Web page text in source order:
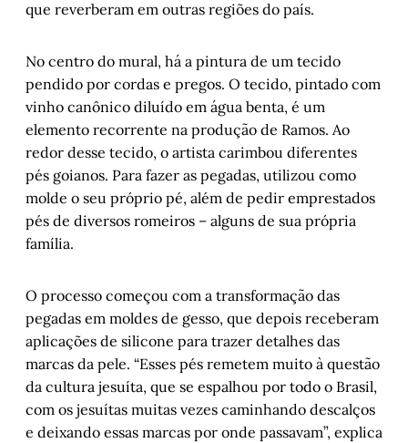
que reverberam em outras regiões do país.
No centro do mural, há a pintura de um tecido
pendido por cordas e pregos. O tecido, pintado com
vinho canônico diluído em água benta, é um
elemento recorrente na produção de Ramos. Ao
redor desse tecido, o artista carimbou diferentes
pés goianos. Para fazer as pegadas, utilizou como
molde o seu próprio pé, além de pedir emprestados
pés de diversos romeiros – alguns de sua própria
família.
O processo começou com a transformação das
pegadas em moldes de gesso, que depois receberam
aplicações de silicone para trazer detalhes das
marcas da pele. “Esses pés remetem muito à questão
da cultura jesuíta, que se espalhou por todo o Brasil,
com os jesuítas muitas vezes caminhando descalços
e deixando essas marcas por onde passavam”, explica